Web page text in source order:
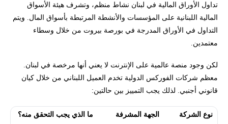
تداول الأوراق المالية في لبنان نشاط منظم، وتشرف هيئة الأسواق
المالية اللبنانية على المؤسسات والأنشطة المرتبطة بأسواق المال. ويتم
التداول في الأوراق المدرجة في بورصة بيروت من خلال وسطاء
معتمدين.
لكن وجود منصة عالمية على الإنترنت لا يعني أنها مرخصة في لبنان.
معظم شركات الفوركس الدولية تخدم العميل اللبناني من خلال كيان
قانوني أجنبي. لذلك يجب التمييز بين حالتين:
نوع الشركة الجهة المشرفة ما الذي يجب التحقق منه؟